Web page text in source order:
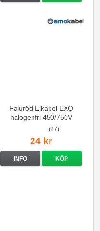
Faluröd Elkabel EXQ
halogenfri 450/750V
(27)
24 kr
INFO KÖP